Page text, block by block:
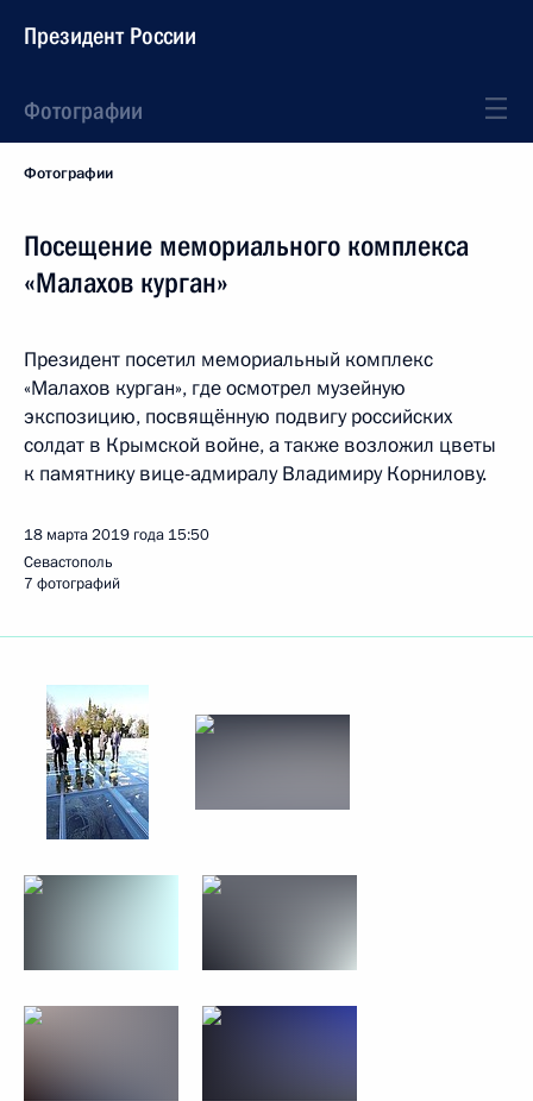
Президент России
Фотографии
Фотографии
Посещение мемориального комплекса
«Малахов курган»
Президент посетил мемориальный комплекс
«Малахов курган», где осмотрел музейную
экспозицию, посвящённую подвигу российских
солдат в Крымской войне, а также возложил цветы
к памятнику вице-адмиралу Владимиру Корнилову.
18 марта 2019 года 15:50
Севастополь
7 фотографий